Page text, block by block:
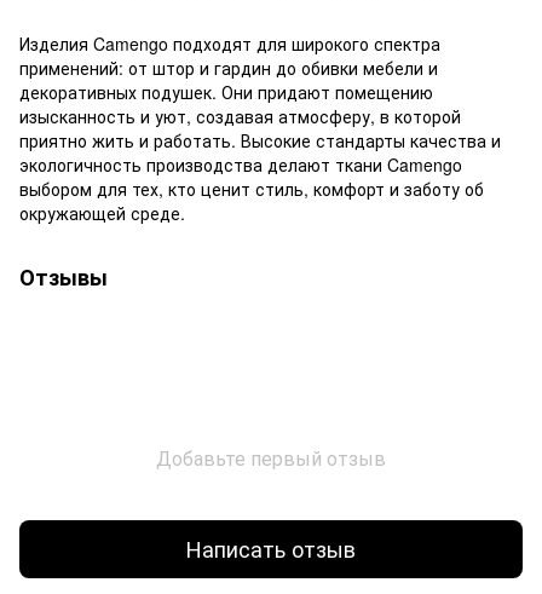
Изделия Camengo подходят для широкого спектра
применений: от штор и гардин до обивки мебели и
декоративных подушек. Они придают помещению
изысканность и уют, создавая атмосферу, в которой
приятно жить и работать. Высокие стандарты качества и
экологичность производства делают ткани Camengo
выбором для тех, кто ценит стиль, комфорт и заботу об
окружающей среде.
Отзывы
Добавьте первый отзыв
Написать отзыв